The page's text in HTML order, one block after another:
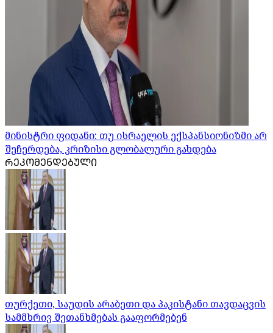
მინისტრი ფიდანი: თუ ისრაელის ექსპანსიონიზმი არ
შეჩერდება, კრიზისი გლობალური გახდება
ᲠᲔᲙᲝᲛᲔᲜᲓᲔᲑᲣᲚᲘ
თურქეთი, საუდის არაბეთი და პაკისტანი თავდაცვის
სამმხრივ შეთანხმებას გააფორმებენ